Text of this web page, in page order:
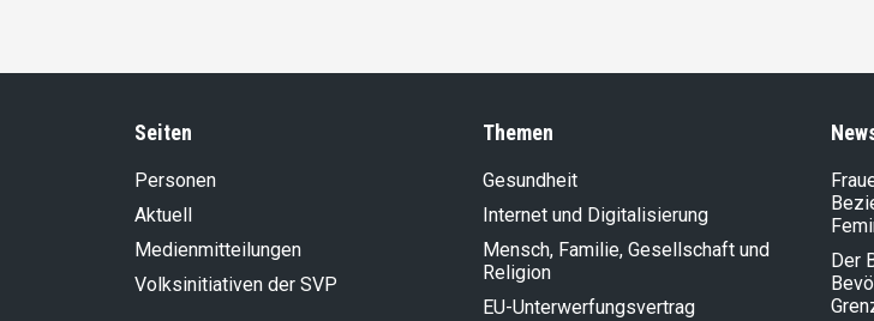
Seiten
Personen
Aktuell
Medienmitteilungen
Volksinitiativen der SVP
Themen
Gesundheit
Internet und Digitalisierung
Mensch, Familie, Gesellschaft und
Religion
EU-Unterwerfungsvertrag
Der